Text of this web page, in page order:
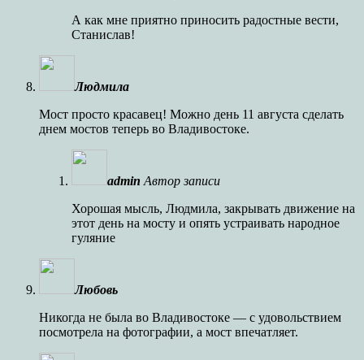
А как мне приятно приносить радостные вести,
Станислав!
Людмила
Мост просто красавец! Можно день 11 августа сделать
днем мостов теперь во Владивостоке.
admin Автор записи
Хорошая мысль, Людмила, закрывать движение на
этот день на мосту и опять устраивать народное
гуляние
Любовь
Никогда не была во Владивостоке — с удовольствием
посмотрела на фотографии, а мост впечатляет.